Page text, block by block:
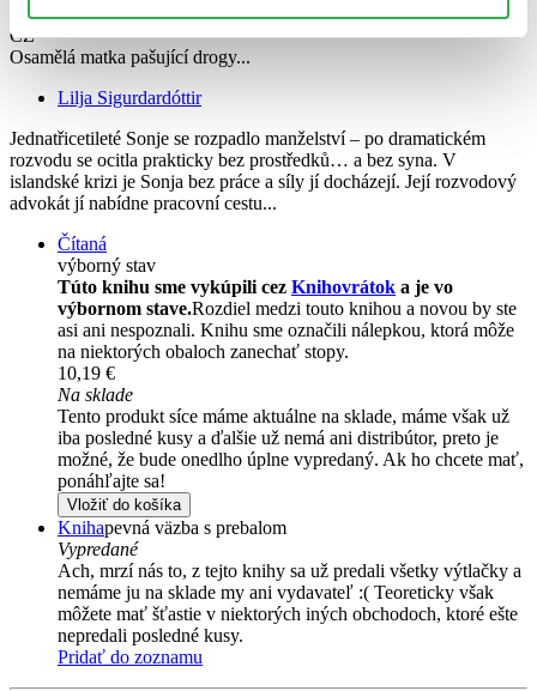
V pasti
CZ
Osamělá matka pašující drogy...
Lilja Sigurdardóttir
Jednatřicetileté Sonje se rozpadlo manželství – po dramatickém
rozvodu se ocitla prakticky bez prostředků… a bez syna. V
islandské krizi je Sonja bez práce a síly jí docházejí. Její rozvodový
advokát jí nabídne pracovní cestu...
Čítaná
výborný stav
Túto knihu sme vykúpili cez Knihovrátok a je vo
výbornom stave.Rozdiel medzi touto knihou a novou by ste
asi ani nespoznali. Knihu sme označili nálepkou, ktorá môže
na niektorých obaloch zanechať stopy.
10,19 €
Na sklade
Tento produkt síce máme aktuálne na sklade, máme však už
iba posledné kusy a ďalšie už nemá ani distribútor, preto je
možné, že bude onedlho úplne vypredaný. Ak ho chcete mať,
ponáhľajte sa!
Vložiť do košíka
Knihapevná väzba s prebalom
Vypredané
Ach, mrzí nás to, z tejto knihy sa už predali všetky výtlačky a
nemáme ju na sklade my ani vydavateľ :( Teoreticky však
môžete mať šťastie v niektorých iných obchodoch, ktoré ešte
nepredali posledné kusy.
Pridať do zoznamu